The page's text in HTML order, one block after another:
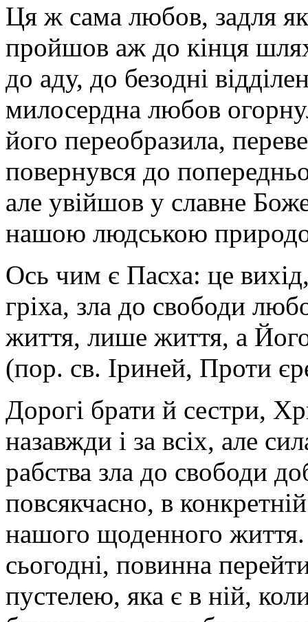
Ця ж сама любов, задля
пройшов аж до кінця
до аду, до безодні
милосердна любов
його переобразила,
повернувся до
але увійшов у славне
нашою людською
Ось чим є Пасха: це
гріха, зла до свободи
життя, лише життя, а
(пор. св. Іриней, Проти
Дорогі брати й сестри,
назавжди і за всіх, але
рабства зла до свободи
повсякчасно, в
нашого щоденного життя.
сьогодні, повинна
пустелею, яка є в ній,